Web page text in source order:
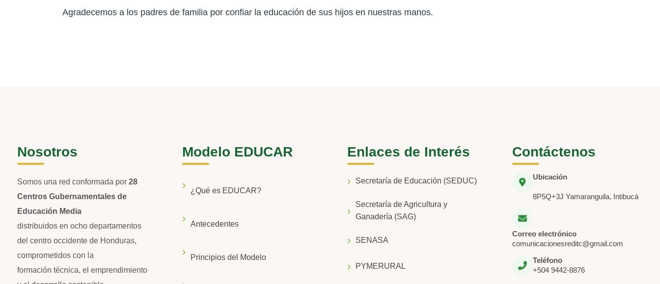
Agradecemos a los padres de familia por confiar la educación de sus hijos en nuestras manos.
Nosotros
Somos una red conformada por 28
Centros Gubernamentales de
Educación Media
distribuidos en ocho departamentos
del centro occidente de Honduras,
comprometidos con la
formación técnica, el emprendimiento
Modelo EDUCAR
¿Qué es EDUCAR?
Antecedentes
Principios del Modelo
Enlaces de Interés
Secretaría de Educación (SEDUC)
Secretaría de Agricultura y
Ganadería (SAG)
SENASA
PYMERURAL
Contáctenos
Ubicación
8P5Q+3J Yamaranguila, Intibucá
Correo electrónico
comunicacionesreditc@gmail.com
Teléfono
+504 9442-8876